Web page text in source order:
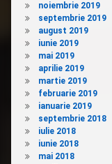
noiembrie 2019
septembrie 2019
august 2019
iunie 2019
mai 2019
aprilie 2019
martie 2019
februarie 2019
ianuarie 2019
septembrie 2018
iulie 2018
iunie 2018
mai 2018